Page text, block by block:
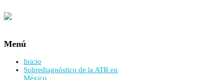
Menú
Inicio
Sobrediagnóstico de la ATR en
México